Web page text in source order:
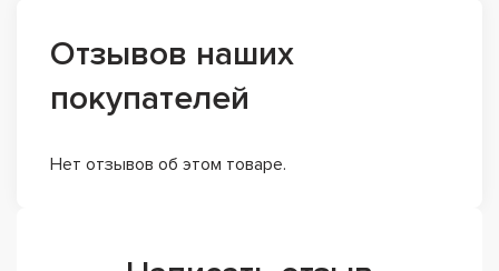
Отзывов наших
покупателей
Нет отзывов об этом товаре.